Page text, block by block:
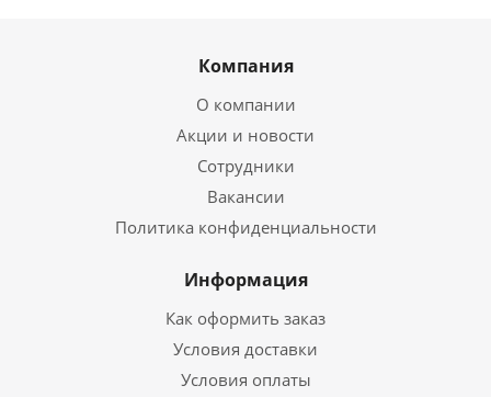
Компания
О компании
Акции и новости
Сотрудники
Вакансии
Политика конфиденциальности
Информация
Как оформить заказ
Условия доставки
Условия оплаты